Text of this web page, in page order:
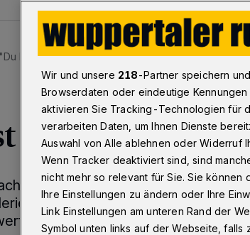
"Du bist unser Ehrengast!"
unser
40 Jahren gibt Christine
in der Schreinerstraße ab. Aber
ist die Nachfolge gesichert.
Wir und unsere 218-Partner speichern
Browserdaten oder eindeutige
aktivieren Sie Tracking-Technologien für
verarbeiten Daten, um Ihnen Dienste
Auswahl von Alle ablehnen oder Widerruf
Wenn Tracker deaktiviert sind, sind
nicht mehr so relevant für Sie. Sie
Ihre Einstellungen zu ändern oder Ihre
Link Einstellungen am unteren Rand der
Symbol unten links auf der Webseite, falls